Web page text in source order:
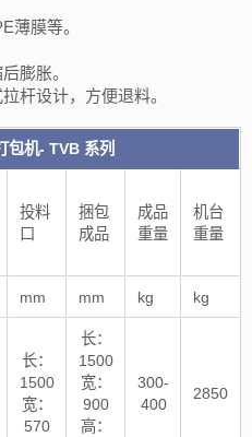
薄膜等。
膨胀。
杆设计，方便退料。
包机- TVB 系列
投料
口
捆包
成品
成品
重量
机台
重量
mm mm kg kg
长：
1500
宽：
570
长：
1500
宽：
900
高：
300-
400
2850